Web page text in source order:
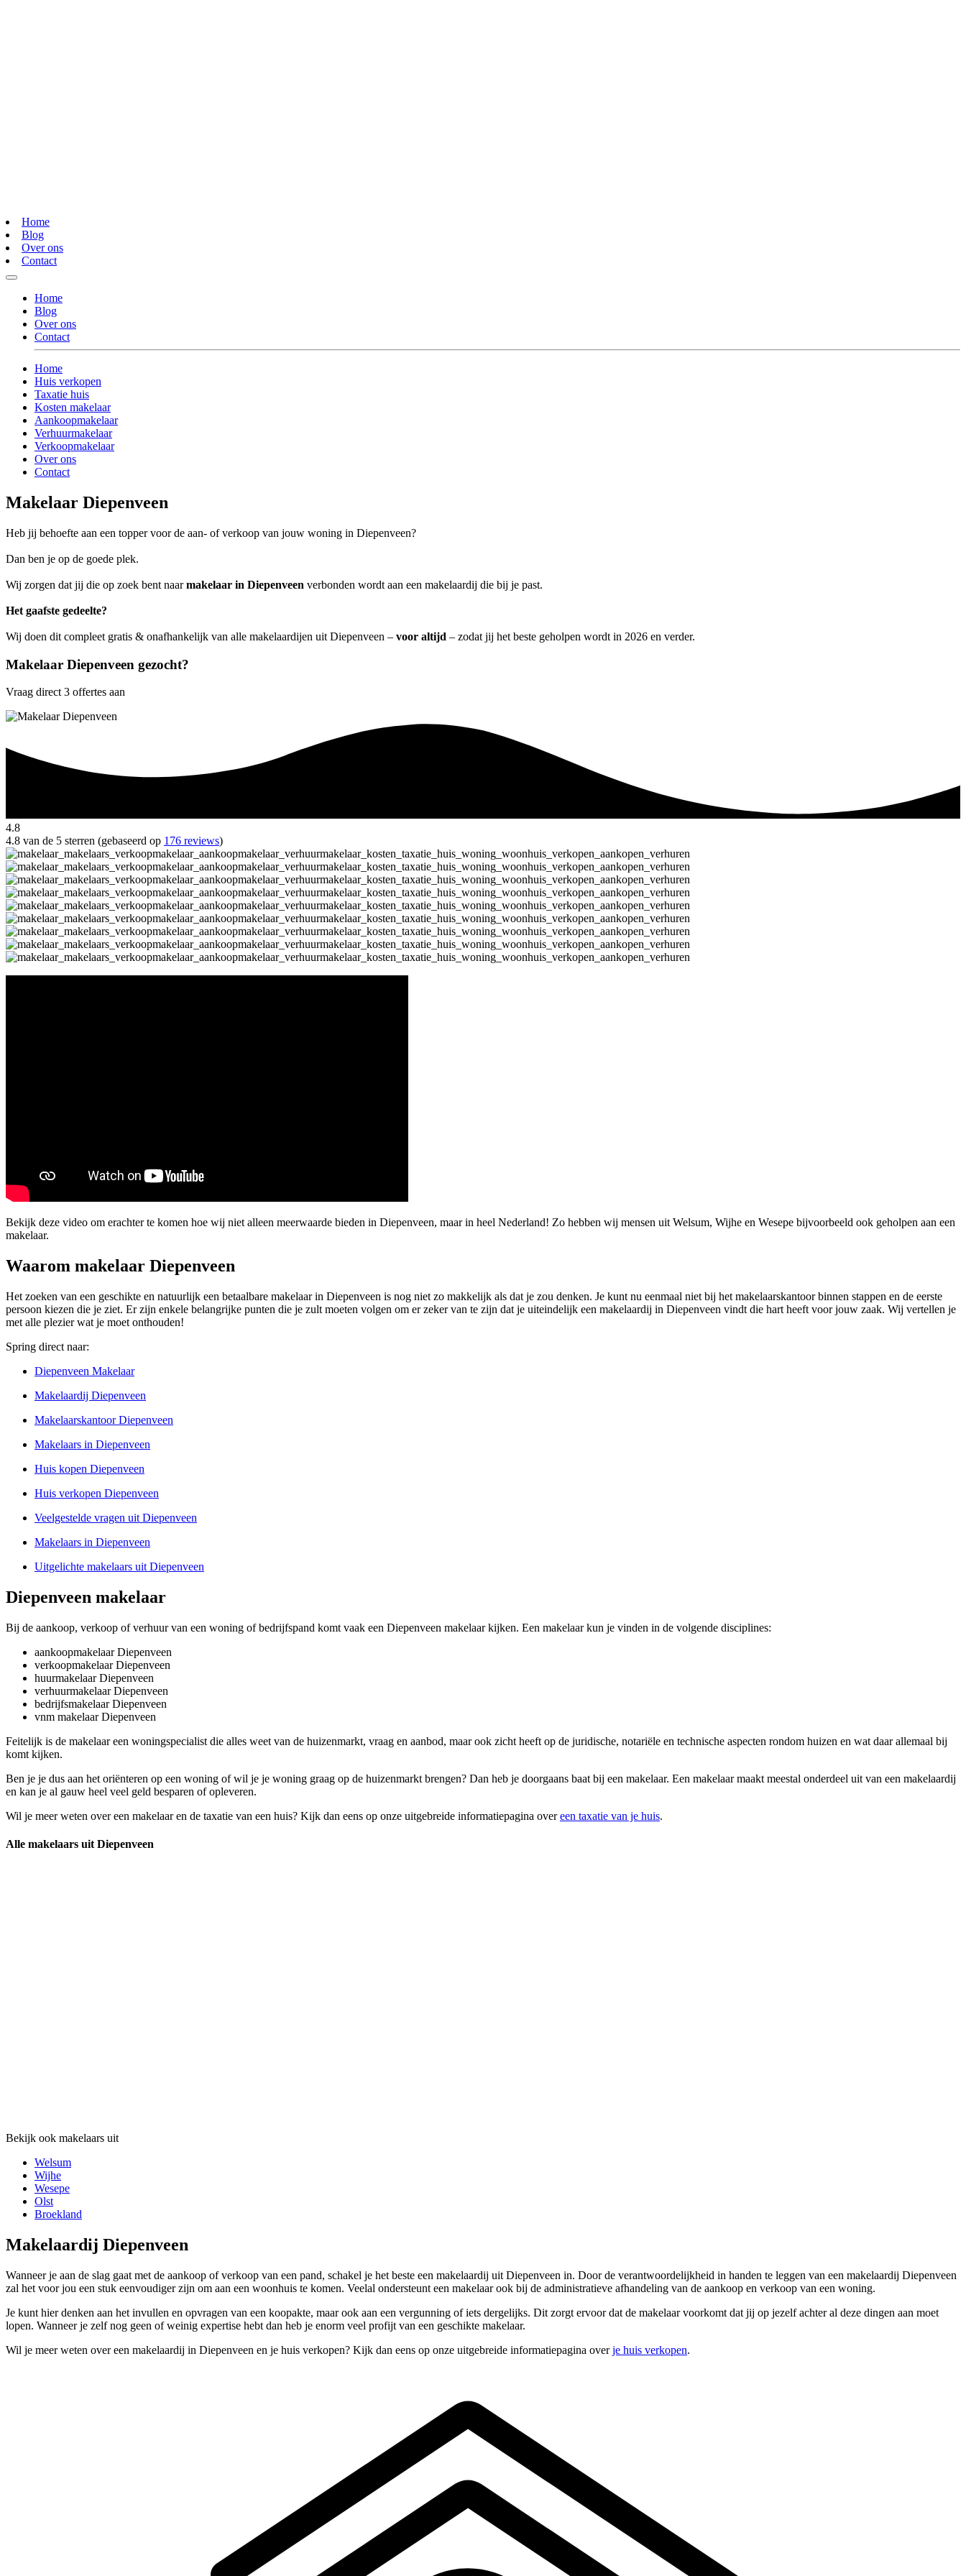
Home
Blog
Over ons
Contact
Home
Blog
Over ons
Contact
Home
Huis verkopen
Taxatie huis
Kosten makelaar
Aankoopmakelaar
Verhuurmakelaar
Verkoopmakelaar
Over ons
Contact
Makelaar Diepenveen
Heb jij behoefte aan een topper voor de aan- of verkoop van jouw woning in Diepenveen?
Dan ben je op de goede plek.
Wij zorgen dat jij die op zoek bent naarmakelaar in Diepenveen verbonden wordt aan een makelaardij die bij je past.
Het gaafste gedeelte?
Wij doen dit compleet gratis & onafhankelijk van alle makelaardijen uit Diepenveen – voor altijd – zodat jij het beste geholpen wordt in 2026 en verder.
Makelaar Diepenveen gezocht?
Vraag direct 3 offertes aan
4.8
4.8 van de 5 sterren (gebaseerd op 176 reviews)
Bekijk deze video om erachter te komen hoe wij niet alleen meerwaarde bieden in Diepenveen, maar in heel Nederland! Zo hebben wij mensen uit Welsum, Wijhe en Wesepe bijvoorbeeld ook geholpen aan een
makelaar.
Waarom makelaar Diepenveen
Het zoeken van een geschikte en natuurlijk een betaalbare makelaar in Diepenveen is nog niet zo makkelijk als dat je zou denken. Je kunt nu eenmaal niet bij het makelaarskantoor binnen stappen en de eerste
persoon kiezen die je ziet. Er zijn enkele belangrijke punten die je zult moeten volgen om er zeker van te zijn dat je uiteindelijk een makelaardij in Diepenveen vindt die hart heeft voor jouw zaak. Wij vertellen je
met alle plezier wat je moet onthouden!
Spring direct naar:
Diepenveen Makelaar
Makelaardij Diepenveen
Makelaarskantoor Diepenveen
Makelaars in Diepenveen
Huis kopen Diepenveen
Huis verkopen Diepenveen
Veelgestelde vragen uit Diepenveen
Makelaars in Diepenveen
Uitgelichte makelaars uit Diepenveen
Diepenveen makelaar
Bij de aankoop, verkoop of verhuur van een woning of bedrijfspand komt vaak een Diepenveen makelaar kijken. Een makelaar kun je vinden in de volgende disciplines:
aankoopmakelaar Diepenveen
verkoopmakelaar Diepenveen
huurmakelaar Diepenveen
verhuurmakelaar Diepenveen
bedrijfsmakelaar Diepenveen
vnm makelaar Diepenveen
Feitelijk is de makelaar een woningspecialist die alles weet van de huizenmarkt, vraag en aanbod, maar ook zicht heeft op de juridische, notariële en technische aspecten rondom huizen en wat daar allemaal bij
komt kijken.
Ben je je dus aan het oriënteren op een woning of wil je je woning graag op de huizenmarkt brengen? Dan heb je doorgaans baat bij een makelaar. Een makelaar maakt meestal onderdeel uit van een makelaardij
en kan je al gauw heel veel geld besparen of opleveren.
Wil je meer weten over een makelaar en de taxatie van een huis? Kijk dan eens op onze uitgebreide informatiepagina overeen taxatie van je huis.
Alle makelaars uit Diepenveen
Bekijk ook makelaars uit
Welsum
Wijhe
Wesepe
Olst
Broekland
Makelaardij Diepenveen
Wanneer je aan de slag gaat met de aankoop of verkoop van een pand, schakel je het beste een makelaardij uit Diepenveen in. Door de verantwoordelijkheid in handen te leggen van een makelaardij Diepenveen
zal het voor jou een stuk eenvoudiger zijn om aan een woonhuis te komen. Veelal ondersteunt een makelaar ook bij de administratieve afhandeling van de aankoop en verkoop van een woning.
Je kunt hier denken aan het invullen en opvragen van een koopakte, maar ook aan een vergunning of iets dergelijks. Dit zorgt ervoor dat de makelaar voorkomt dat jij op jezelf achter al deze dingen aan moet
lopen. Wanneer je zelf nog geen of weinig expertise hebt dan heb je enorm veel profijt van een geschikte makelaar.
Wil je meer weten over een makelaardij in Diepenveen en je huis verkopen? Kijk dan eens op onze uitgebreide informatiepagina overje huis verkopen.